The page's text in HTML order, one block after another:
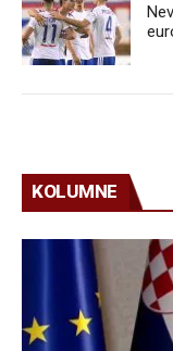
KOLUMNE